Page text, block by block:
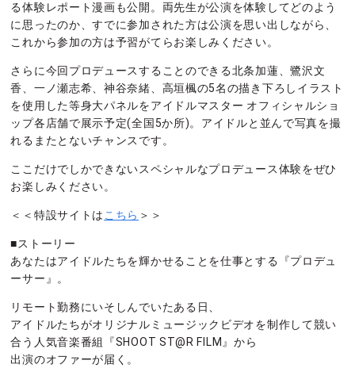
る体験レポート漫画も公開。両先生が公演を体験してどのよう
に思ったのか、すでに参加された方は公演を思い出しながら、
これから参加の方は予習がてらお楽しみください。
さらに今回プロデュースすることのできる北条加蓮、鷺沢文
香、一ノ瀬志希、神谷奈緒、高垣楓の5名の描き下ろしイラスト
を使用した等身大パネルをアイドルマスター オフィシャルショ
ップ各店舗で展示予定(全国5か所)。アイドルと並んで写真を撮
れるまたとないチャンスです。
ここだけでしかできないスペシャルなプロデュース体験をぜひ
お楽しみください。
＜＜特設サイトはこちら ＞＞
■ストーリー
あなたはアイドルたちを輝かせることを仕事とする『プロデュ
ーサー』。
リモート勤務にいそしんでいたある日、
アイドルたちがオリジナルミュージックビデオを制作して競い
合う人気音楽番組『SHOOT ST@R FILM』から
出演のオファーが届く。